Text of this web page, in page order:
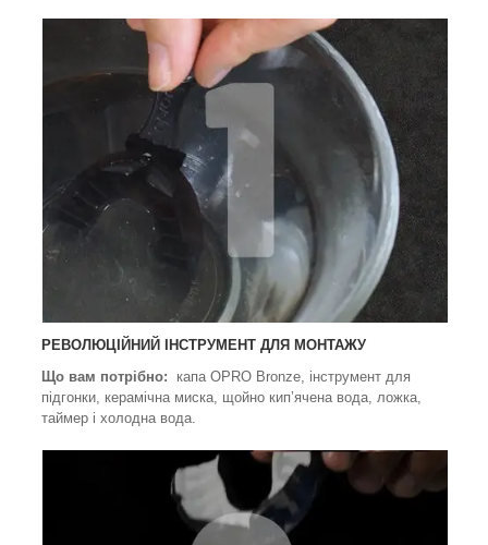
РЕВОЛЮЦІЙНИЙ ІНСТРУМЕНТ ДЛЯ МОНТАЖУ
Що вам потрібно: капа OPRO Bronze, інструмент для
підгонки, керамічна миска, щойно кип’ячена вода, ложка,
таймер і холодна вода.